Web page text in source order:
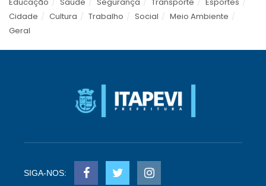
Cidade
Cultura Trabalho Social
Meio Ambiente
Geral
SIGA-NOS: